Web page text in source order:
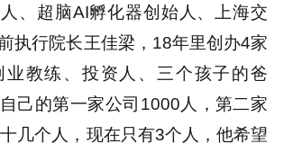
、超脑AI孵化器创始人、上海交
执行院长王佳梁，18年里创办4家
业教练、投资人、三个孩子的爸
己的第一家公司1000人，第二家
几个人，现在只有3个人，他希望